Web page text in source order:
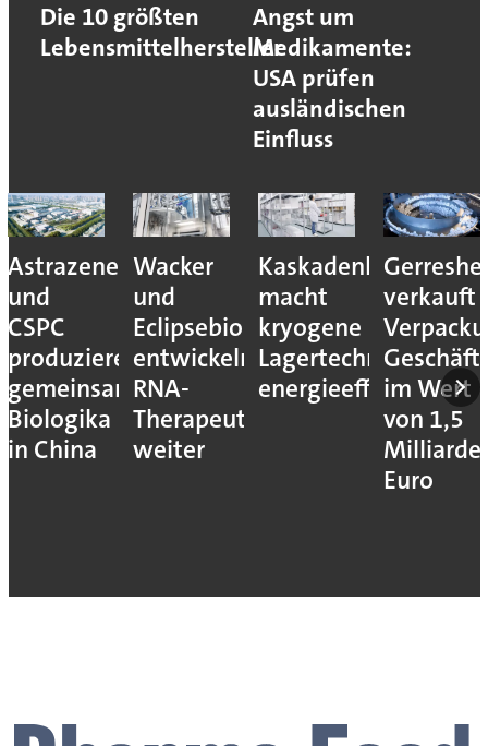
Die 10 größten
Lebensmittelhersteller
Angst um
Medikamente:
USA prüfen
ausländischen
Einfluss
Astrazeneca
und
CSPC
produzieren
gemeinsam
Biologika
in China
Wacker
und
Eclipsebio
entwickeln
RNA-
Therapeutika
weiter
Kaskadenkonzept
macht
kryogene
Lagertechnik
energieeffizienter
verkauft
im Wert
von 1,5
Euro